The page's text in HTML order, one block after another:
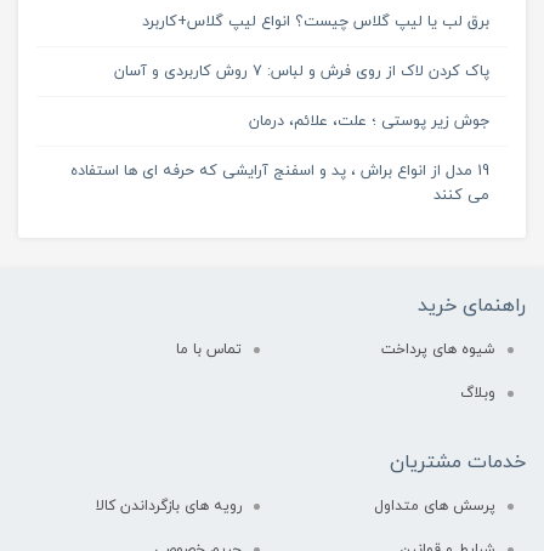
برق لب یا لیپ گلاس چیست؟ انواع لیپ گلاس+کاربرد
پاک کردن لاک از روی فرش و لباس: 7 روش کاربردی و آسان
جوش زیر پوستی ؛ علت، علائم، درمان
19 مدل از انواع براش ، پد و اسفنج آرایشی که حرفه ای ها استفاده
می کنند
راهنمای خرید
شیوه های پرداخت تماس با ما
وبلاگ
خدمات مشتریان
پرسش های متداول رویه های بازگرداندن کالا